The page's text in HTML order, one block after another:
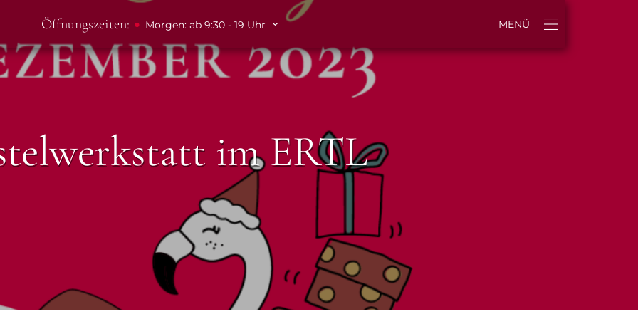
Öffnungszeiten: Morgen: ab 9:30 - 19 Uhr MENÜ
im ERTL